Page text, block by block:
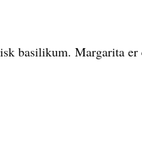
basilikum. Margarita